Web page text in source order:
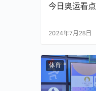
今日奥运看点
2024年7月28日
体育